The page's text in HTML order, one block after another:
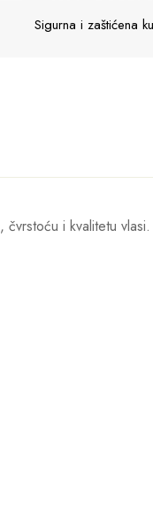
Sigurna i zaštićena
i kvalitetu vlasi.